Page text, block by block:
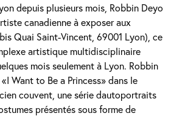
depuis plusieurs mois, Robbin Deyo
canadienne à exposer aux
Quai Saint-Vincent, 69001 Lyon), ce
artistique multidisciplinaire
mois seulement à Lyon. Robbin
Want to Be a Princess» dans le
couvent, une série dautoportraits
présentés sous forme de